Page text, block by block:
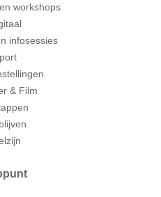
workshops
infosessies
& Film